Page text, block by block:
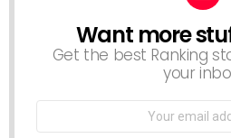
NEWSLETTER
Want more
Get the best Ranking
your
Email